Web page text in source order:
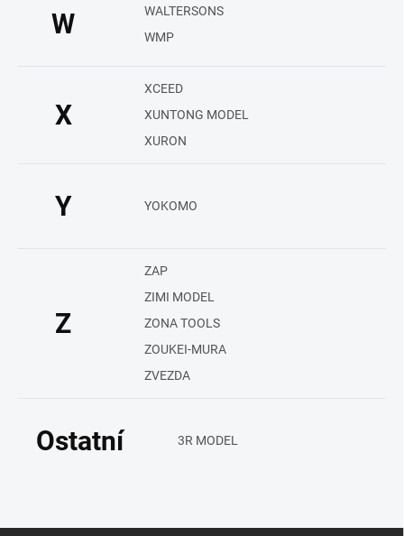
W
WALTERSONS
WMP
X
XCEED
XUNTONG MODEL
XURON
Y YOKOMO
Z
ZAP
ZIMI MODEL
ZONA TOOLS
ZOUKEI-MURA
ZVEZDA
Ostatní 3R MODEL